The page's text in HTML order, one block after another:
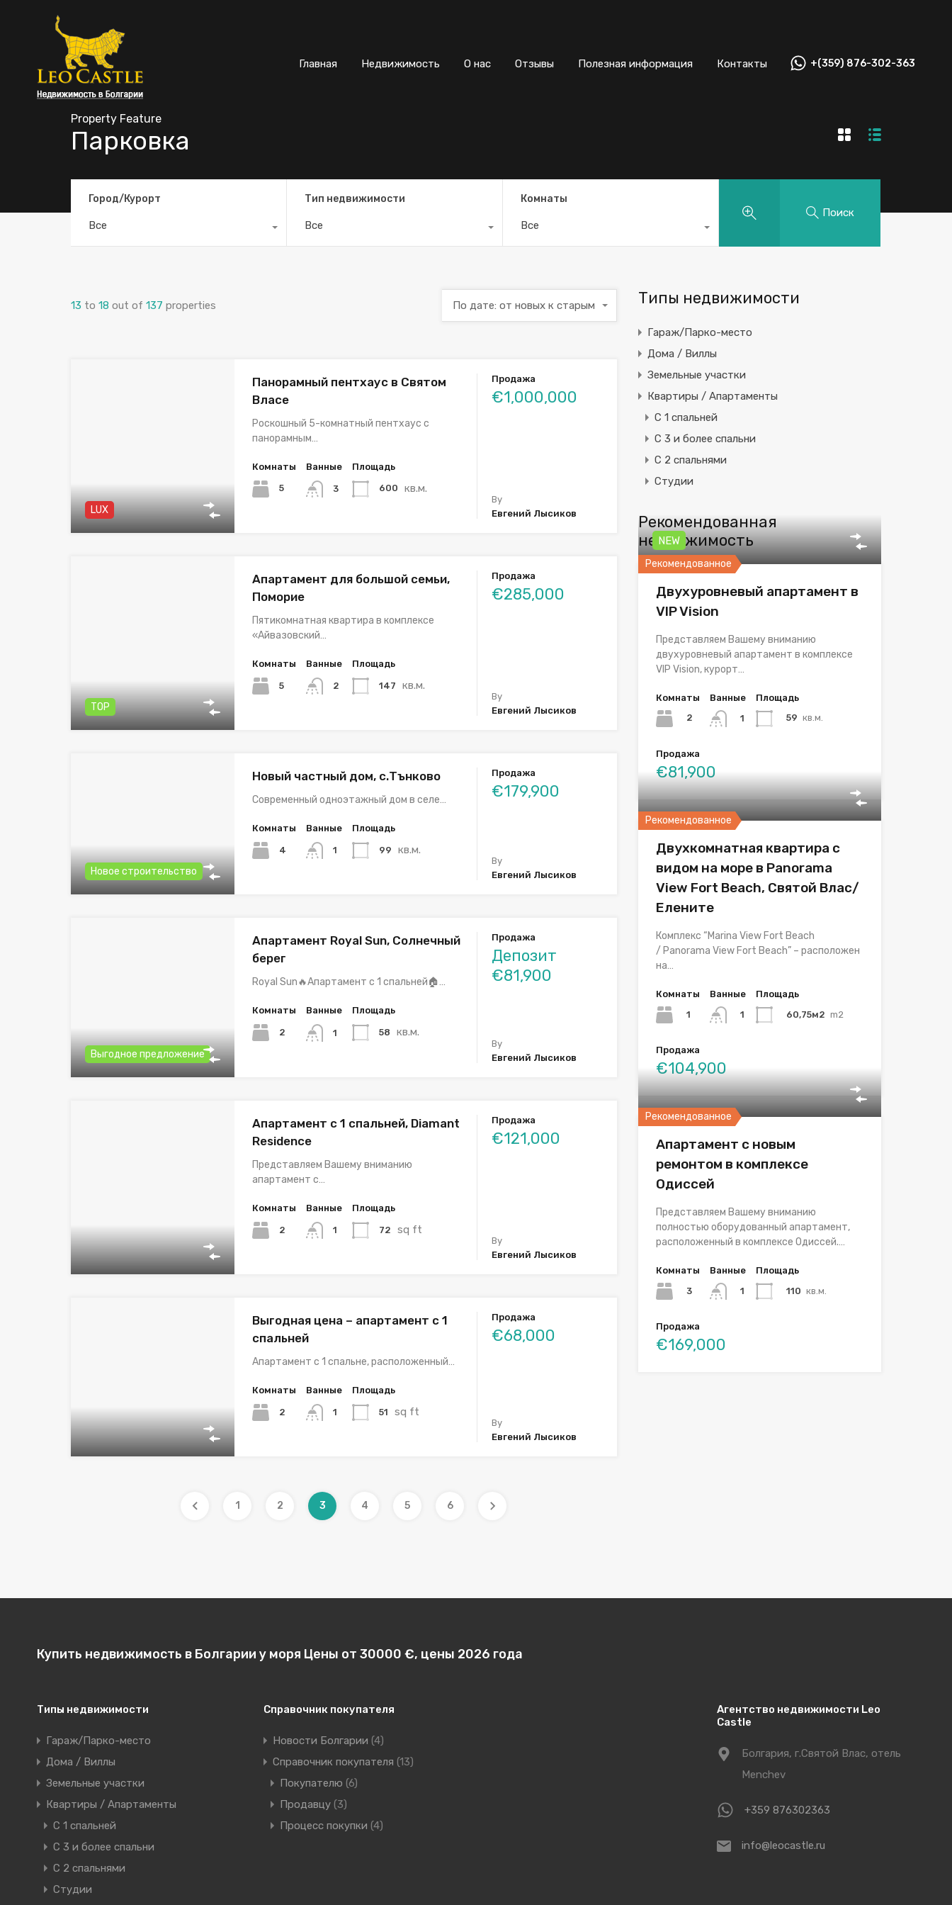
Главная Недвижимость О нас Отзывы Полезная информация Контакты +(359) 876-302-363
Property Feature
Парковка
Город/Курорт
Все
Тип недвижимости
Все
Комнаты
Все
Поиск
13 to 18 out of 137 properties По дате: от новых к старым
LUX
Панорамный пентхаус в Святом
Власе
Роскошный 5-комнатный пентхаус с
панорамным…
Комнаты
5
Ванные
3
Площадь
600 кв.м.
Продажа
€1,000,000
By
Евгений Лысиков
TOP
Апартамент для большой семьи,
Поморие
Пятикомнатная квартира в комплексе
«Айвазовский…
Комнаты
5
Ванные
2
Площадь
147 кв.м.
Продажа
€285,000
By
Евгений Лысиков
Новое строительство
Новый частный дом, с.Тънково
Современный одноэтажный дом в селе…
Комнаты
4
Ванные
1
Площадь
99 кв.м.
Продажа
€179,900
By
Евгений Лысиков
Выгодное предложение
Апартамент Royal Sun, Солнечный
берег
Royal Sun🔥Апартамент с 1 спальней🏠…
Комнаты
2
Ванные
1
Площадь
58 кв.м.
Продажа
Депозит
€81,900
By
Евгений Лысиков
Апартамент с 1 спальней, Diamant
Residence
Представляем Вашему вниманию
апартамент с…
Комнаты
2
Ванные
1
Площадь
72 sq ft
Продажа
€121,000
By
Евгений Лысиков
Выгодная цена – апартамент с 1
спальней
Апартамент с 1 спальне, расположенный…
Комнаты
2
Ванные
1
Площадь
51 sq ft
Продажа
€68,000
By
Евгений Лысиков
1 2 3 4 5 6
Типы недвижимости
Гараж/Парко-место
Дома / Виллы
Земельные участки
Квартиры / Апартаменты
C 1 спальней
C 3 и более спальни
С 2 спальнями
Студии
Рекомендованная
недвижимость
Рекомендованное
NEW
Двухуровневый апартамент в
VIP Vision
Представляем Вашему вниманию
двухуровневый апартамент в комплексе
VIP Vision, курорт…
Комнаты
2
Ванные
1
Площадь
59 кв.м.
Продажа
€81,900
Рекомендованное
Двухкомнатная квартира с
видом на море в Panorama
View Fort Beach, Святой Влас/
Елените
Комплекс “Marina View Fort Beach
/ Panorama View Fort Beach” – расположен
на…
Комнаты
1
Ванные
1
Площадь
60,75м2 m2
Продажа
€104,900
Рекомендованное
Апартамент с новым
ремонтом в комплексе
Одиссей
Представляем Вашему вниманию
полностью оборудованный апартамент,
расположенный в комплексе Одиссей.…
Комнаты
3
Ванные
1
Площадь
110 кв.м.
Продажа
€169,000
Купить недвижимость в Болгарии у моря Цены от 30000 €, цены 2026 года
Типы недвижимости
Гараж/Парко-место
Дома / Виллы
Земельные участки
Квартиры / Апартаменты
C 1 спальней
C 3 и более спальни
С 2 спальнями
Студии
Справочник покупателя
Новости Болгарии (4)
Справочник покупателя (13)
Покупателю (6)
Продавцу (3)
Процесс покупки (4)
Агентство недвижимости Leo
Castle
Болгария, г.Святой Влас, отель
Menchev
+359 876302363
info@leocastle.ru